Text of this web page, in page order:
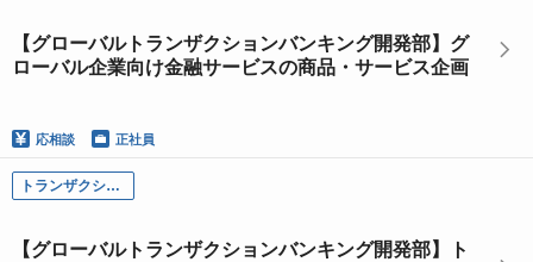
【グローバルトランザクションバンキング開発部】グ
ローバル企業向け金融サービスの商品・サービス企画
応相談 正社員
トランザクション・ビジネス本部
【グローバルトランザクションバンキング開発部】ト